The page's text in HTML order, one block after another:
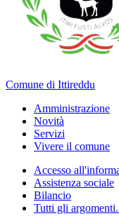
Comune di Ittireddu
Amministrazione
Novità
Servizi
Vivere il comune
Accesso
Assistenza sociale
Bilancio
Tutti gli